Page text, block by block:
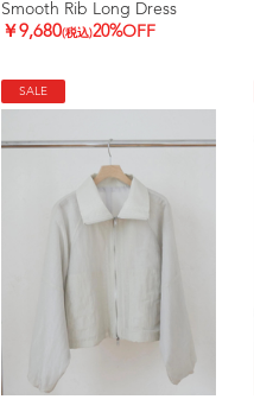
Smooth Rib Long Dress
￥9,680(税込)20%OFF
SALE